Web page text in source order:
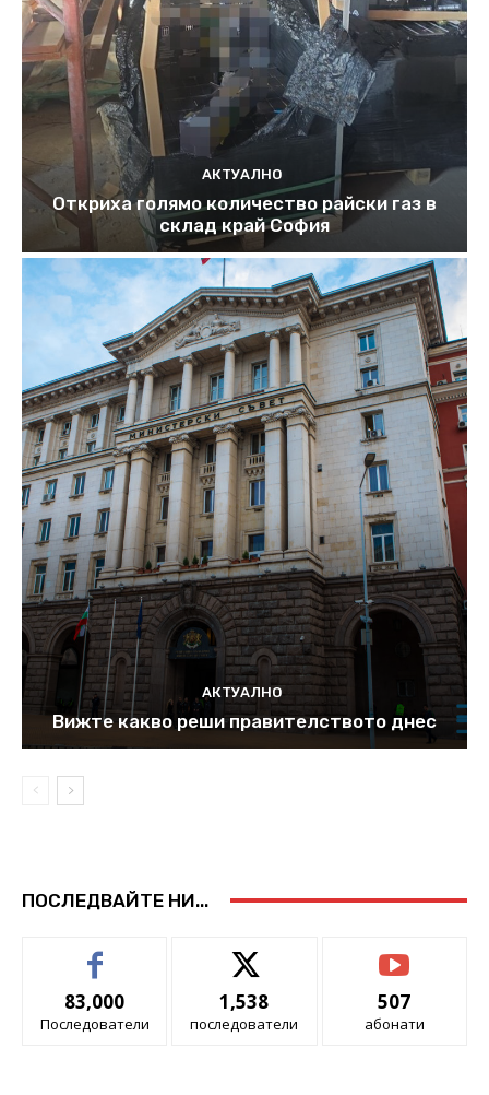
АКТУАЛНО
Откриха голямо количество райски газ в
склад край София
АКТУАЛНО
Вижте какво реши правителството днес
ПОСЛЕДВАЙТЕ НИ...
83,000
Последователи
1,538
последователи
507
абонати